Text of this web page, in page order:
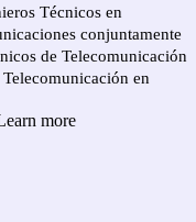
Técnicos en
conjuntamente
de Telecomunicación
en
more